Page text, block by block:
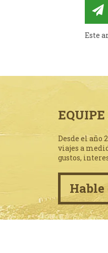
Este
Desde el año
viajes a
gustos,